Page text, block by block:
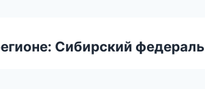
Сибирский